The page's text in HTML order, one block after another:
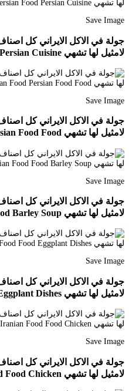
Save Image
جولة في الاكل الايراني كل
لامثيل لها تشهي Food Persian Food Persian Cuisine
Save Image
جولة في الاكل الايراني كل
لامثيل لها تشهي Iranian Food Persian Food Food
Save Image
جولة في الاكل الايراني كل
لامثيل لها تشهي Iranian Food Food Barley Soup
Save Image
جولة في الاكل الايراني كل
لامثيل لها تشهي Persian Food Food Eggplant Dishes
Save Image
جولة في الاكل الايراني كل
لامثيل لها تشهي Iranian Food Food Chicken